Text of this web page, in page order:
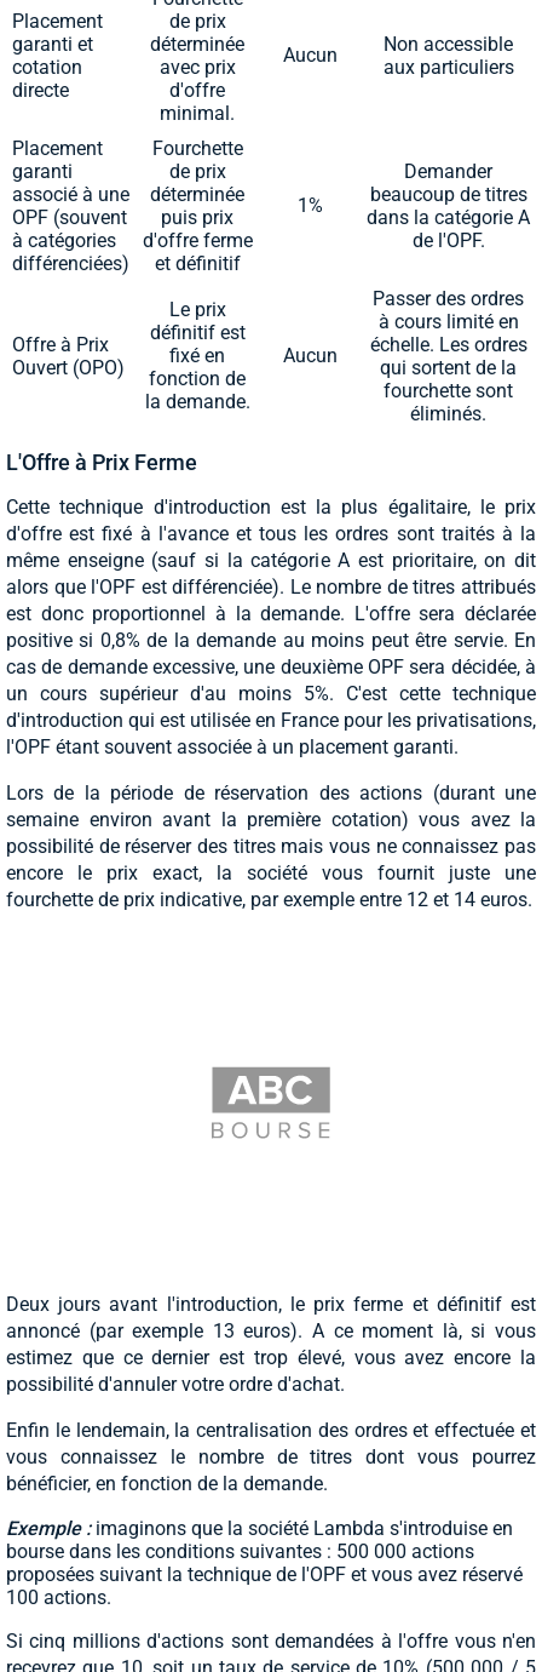
Placement
garanti et
cotation
directe
de prix
déterminée
avec prix
d'offre
minimal.
Aucun
Non accessible
aux particuliers
Placement
garanti
associé à une
OPF (souvent
à catégories
différenciées)
Fourchette
de prix
déterminée
puis prix
d'offre ferme
et définitif
1%
Demander
beaucoup de titres
dans la catégorie A
de l'OPF.
Offre à Prix
Ouvert (OPO)
Le prix
définitif est
fixé en
fonction de
la demande.
Aucun
Passer des ordres
à cours limité en
échelle. Les ordres
qui sortent de la
fourchette sont
éliminés.
L'Offre à Prix Ferme
Cette technique d'introduction est la plus égalitaire, le prix
d'offre est fixé à l'avance et tous les ordres sont traités à la
même enseigne (sauf si la catégorie A est prioritaire, on dit
alors que l'OPF est différenciée). Le nombre de titres attribués
est donc proportionnel à la demande. L'offre sera déclarée
positive si 0,8% de la demande au moins peut être servie. En
cas de demande excessive, une deuxième OPF sera décidée, à
un cours supérieur d'au moins 5%. C'est cette technique
d'introduction qui est utilisée en France pour les privatisations,
l'OPF étant souvent associée à un placement garanti.
Lors de la période de réservation des actions (durant une
semaine environ avant la première cotation) vous avez la
possibilité de réserver des titres mais vous ne connaissez pas
encore le prix exact, la société vous fournit juste une
fourchette de prix indicative, par exemple entre 12 et 14 euros.
Deux jours avant l'introduction, le prix ferme et définitif est
annoncé (par exemple 13 euros). A ce moment là, si vous
estimez que ce dernier est trop élevé, vous avez encore la
possibilité d'annuler votre ordre d'achat.
Enfin le lendemain, la centralisation des ordres et effectuée et
vous connaissez le nombre de titres dont vous pourrez
bénéficier, en fonction de la demande.
Exemple :imaginons que la société Lambda s'introduise en
bourse dans les conditions suivantes : 500 000 actions
proposées suivant la technique de l'OPF et vous avez réservé
100 actions.
Si cinq millions d'actions sont demandées à l'offre vous n'en
recevrez que 10, soit un taux de service de 10% (500 000 / 5